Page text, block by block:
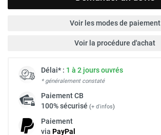
Voir les modes de paiement
Voir la procédure d'achat
Délai* : 1 à 2 jours ouvrés
* généralement constaté
PaiementCB
100% sécurisé (+ d'infos)
Paiement
via PayPal